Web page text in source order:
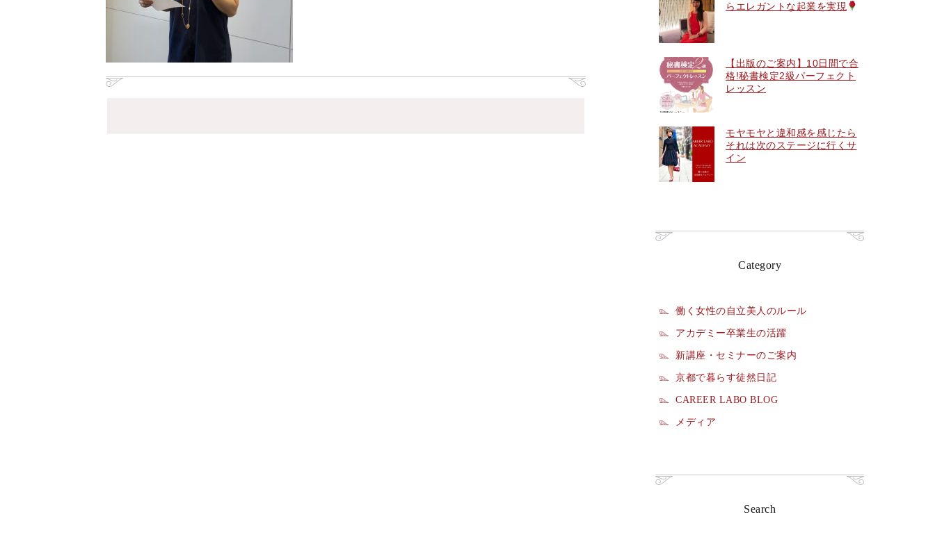
らエレガントな起業を実現
【出版のご案内】10日間で合
格!秘書検定2級パーフェクト
レッスン
モヤモヤと違和感を感じたら
それは次のステージに行くサ
イン
Category
働く女性の自立美人のルール
アカデミー卒業生の活躍
新講座・セミナーのご案内
京都で暮らす徒然日記
CAREER LABO BLOG
メディア
Search